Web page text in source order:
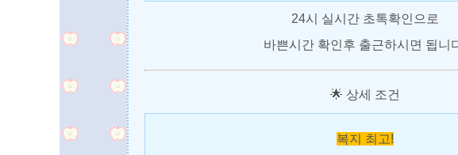
24시 실시간 초톡확인으로
바쁜시간 확인후 출근하시면 됩니
🌟 상세 조건
복지 최고!